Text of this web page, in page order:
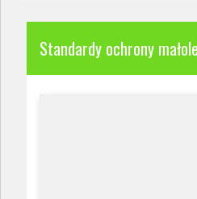
Standardy ochrony